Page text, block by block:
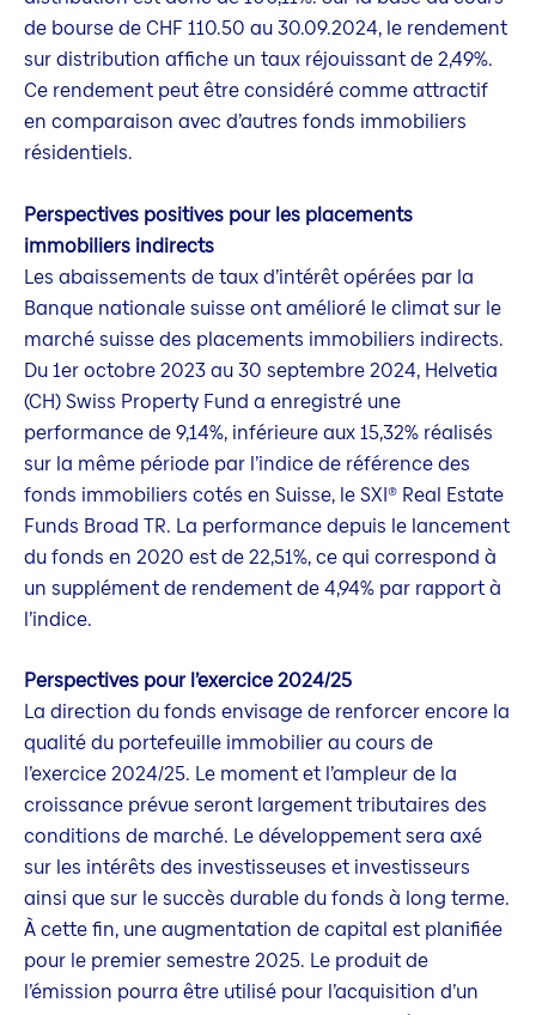
de bourse de CHF 110.50 au 30.09.2024, le rendement
sur distribution affiche un taux réjouissant de 2,49%.
Ce rendement peut être considéré comme attractif
en comparaison avec d’autres fonds immobiliers
résidentiels.
Perspectives positives pour les placements
immobiliers indirects
Les abaissements de taux d’intérêt opérées par la
Banque nationale suisse ont amélioré le climat sur le
marché suisse des placements immobiliers indirects.
Du 1er octobre 2023 au 30 septembre 2024, Helvetia
(CH) Swiss Property Fund a enregistré une
performance de 9,14%, inférieure aux 15,32% réalisés
sur la même période par l’indice de référence des
fonds immobiliers cotés en Suisse, le SXI® Real Estate
Funds Broad TR. La performance depuis le lancement
du fonds en 2020 est de 22,51%, ce qui correspond à
un supplément de rendement de 4,94% par rapport à
l’indice.
Perspectives pour l’exercice 2024/25
La direction du fonds envisage de renforcer encore la
qualité du portefeuille immobilier au cours de
l’exercice 2024/25. Le moment et l’ampleur de la
croissance prévue seront largement tributaires des
conditions de marché. Le développement sera axé
sur les intérêts des investisseuses et investisseurs
ainsi que sur le succès durable du fonds à long terme.
À cette fin, une augmentation de capital est planifiée
pour le premier semestre 2025. Le produit de
l’émission pourra être utilisé pour l’acquisition d’un